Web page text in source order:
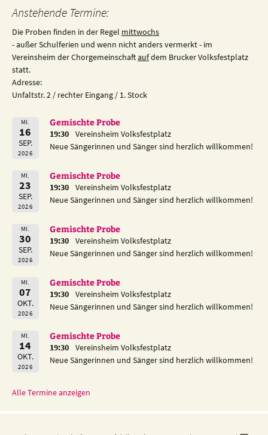
Anstehende Termine:
Die Proben finden in der Regel mittwochs
- außer Schulferien und wenn nicht anders vermerkt - im
Vereinsheim der Chorgemeinschaftaufdem Brucker Volksfestplatz
statt.
Adresse:
Unfaltstr. 2 / rechter Eingang / 1. Stock
MI.
16
SEP.
2026
Gemischte Probe
19:30
Vereinsheim Volksfestplatz
Neue Sängerinnen und Sänger sind herzlich willkommen!
MI.
23
SEP.
2026
Gemischte Probe
19:30
Vereinsheim Volksfestplatz
Neue Sängerinnen und Sänger sind herzlich willkommen!
MI.
30
SEP.
2026
Gemischte Probe
19:30
Vereinsheim Volksfestplatz
Neue Sängerinnen und Sänger sind herzlich willkommen!
MI.
07
OKT.
2026
Gemischte Probe
19:30
Vereinsheim Volksfestplatz
Neue Sängerinnen und Sänger sind herzlich willkommen!
MI.
14
OKT.
2026
Gemischte Probe
19:30
Vereinsheim Volksfestplatz
Neue Sängerinnen und Sänger sind herzlich willkommen!
Alle Termine anzeigen